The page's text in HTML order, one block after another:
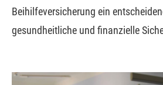
Beihilfeversicherung ein
gesundheitliche und finanzielle